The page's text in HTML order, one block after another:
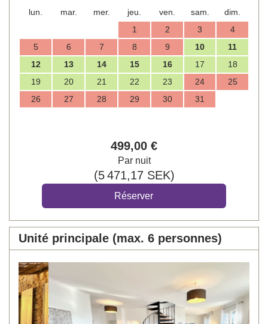
lun.
mar. mer. jeu. ven. sam.
dim.
1
2 3
4
5
6 7 8 9 10
11
12
13 14 15 16 17
18
19
20 21 22 23 24
25
26
27 28 29 30 31
499,00 €
Par nuit
(5 471,17SEK)
Unité principale (max. 6 personnes)
Previous